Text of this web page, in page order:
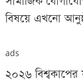
বিষয়ে এখনো
ads
২০২৬ বিশ্বকাপের